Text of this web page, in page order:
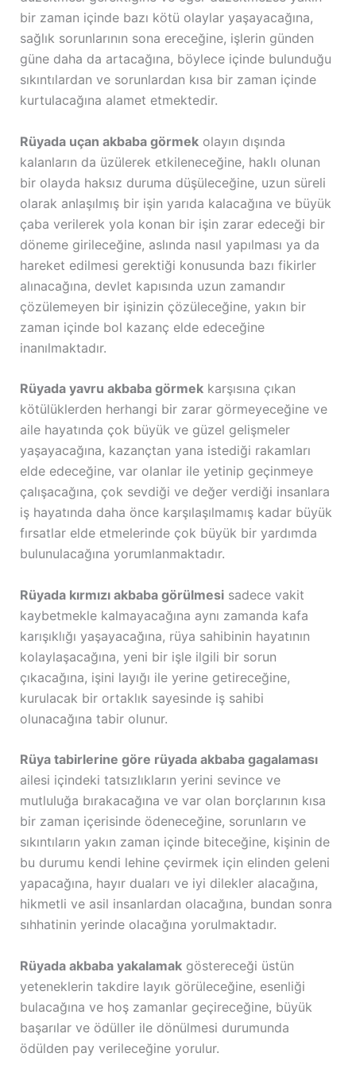
bir zaman içinde bazı kötü olaylar yaşayacağına,
sağlık sorunlarının sona ereceğine, işlerin günden
güne daha da artacağına, böylece içinde bulunduğu
sıkıntılardan ve sorunlardan kısa bir zaman içinde
kurtulacağına alamet etmektedir.
Rüyada uçan akbaba görmekolayın dışında
kalanların da üzülerek etkileneceğine, haklı olunan
bir olayda haksız duruma düşüleceğine, uzun süreli
olarak anlaşılmış bir işin yarıda kalacağına ve büyük
çaba verilerek yola konan bir işin zarar edeceği bir
döneme girileceğine, aslında nasıl yapılması ya da
hareket edilmesi gerektiği konusunda bazı fikirler
alınacağına, devlet kapısında uzun zamandır
çözülemeyen bir işinizin çözüleceğine, yakın bir
zaman içinde bol kazanç elde edeceğine
inanılmaktadır.
Rüyada yavru akbaba görmekkarşısına çıkan
kötülüklerden herhangi bir zarar görmeyeceğine ve
aile hayatında çok büyük ve güzel gelişmeler
yaşayacağına, kazançtan yana istediği rakamları
elde edeceğine, var olanlar ile yetinip geçinmeye
çalışacağına, çok sevdiği ve değer verdiği insanlara
iş hayatında daha önce karşılaşılmamış kadar büyük
fırsatlar elde etmelerinde çok büyük bir yardımda
bulunulacağına yorumlanmaktadır.
Rüyada kırmızı akbaba görülmesisadece vakit
kaybetmekle kalmayacağına aynı zamanda kafa
karışıklığı yaşayacağına, rüya sahibinin hayatının
kolaylaşacağına, yeni bir işle ilgili bir sorun
çıkacağına, işini layığı ile yerine getireceğine,
kurulacak bir ortaklık sayesinde iş sahibi
olunacağına tabir olunur.
Rüya tabirlerine göre rüyada akbaba gagalaması
ailesi içindeki tatsızlıkların yerini sevince ve
mutluluğa bırakacağına ve var olan borçlarının kısa
bir zaman içerisinde ödeneceğine, sorunların ve
sıkıntıların yakın zaman içinde biteceğine, kişinin de
bu durumu kendi lehine çevirmek için elinden geleni
yapacağına, hayır duaları ve iyi dilekler alacağına,
hikmetli ve asil insanlardan olacağına, bundan sonra
sıhhatinin yerinde olacağına yorulmaktadır.
Rüyada akbaba yakalamakgöstereceği üstün
yeteneklerin takdire layık görüleceğine, esenliği
bulacağına ve hoş zamanlar geçireceğine, büyük
başarılar ve ödüller ile dönülmesi durumunda
ödülden pay verileceğine yorulur.